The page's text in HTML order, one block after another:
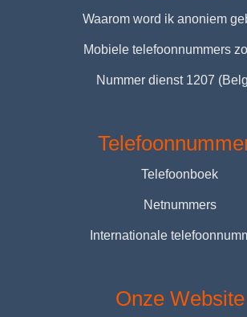
Waarom word ik anoniem
Mobiele telefoonnummers
Nummer dienst 1207
Telefoonboek
Netnummers
Internationale
Onze Website